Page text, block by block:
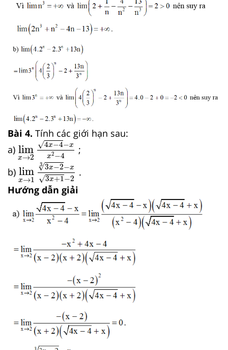
Bài 4. Tính các giới hạn sau:
a) lim
x→2
√4x−4−x
x2−4
lim x→24x−4− xx2 −4
;
b) lim
x→1
3
√3x−2−x
√3x+1−2
lim x→13
.
Hướng dẫn giải